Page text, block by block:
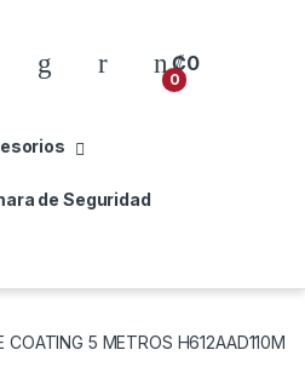
0
₡0
de Seguridad
5 METROS H612AAD110M